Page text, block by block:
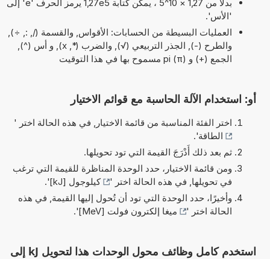
بدلاً من 1,27 × 10^5 ، يمكن كتابة 1,27e5 يرمز الحرف 'e' إلى
'الأس'.
العمليات البسيطة من الحسابات: الأقواس, والقسمة (/, :, ÷),
والطرح (-), الجذر التربيعي (√), والضرب (*, x), و أس (^),
الجمع (+) و pi (π) مسموح بها في هذا التوقيت
أو: استخدام الآلة الحاسبة مع قوائم الاختيار
اختر الفئة المناسبة من قائمة الاختيار, في هذه الحالة اختر '
الطاقة'.
ثم بعد ذلك أَدْرَجَ القيمة التي تود تحويلها.
ومن قائمة الاختيار، حدد الوحدة المناظرة للقيمة التي ترغب
في تحويلها, في هذه الحالة اختر '
كيلوجول [kJ]
'.
وأخيرًا، حدد الوحدة التي تود أن تُحول إليها القيمة, في هذه
الحالة اختر '
ميغا إلكترون فولت [MeV] '.
استخدم كامل وظائف محول الوحدات هذا لتحويل kJ إلى